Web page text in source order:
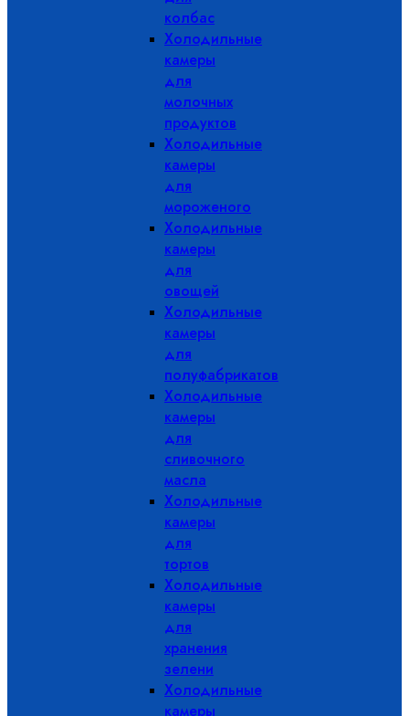
колбас
Холодильные
камеры
для
молочных
продуктов
Холодильные
камеры
для
мороженого
Холодильные
камеры
для
овощей
Холодильные
камеры
для
полуфабрикатов
Холодильные
камеры
для
сливочного
масла
Холодильные
камеры
для
тортов
Холодильные
камеры
для
хранения
зелени
Холодильные
камеры